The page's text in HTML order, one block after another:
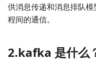
供消息传递和消息排队
程间的通信。
2.kafka 是什么